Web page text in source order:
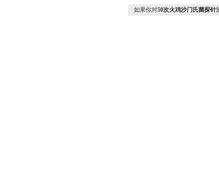
如果你对50次火鸡沙门氏菌探针